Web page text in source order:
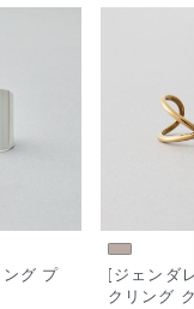
グ プ
[ジェンダ
クリング